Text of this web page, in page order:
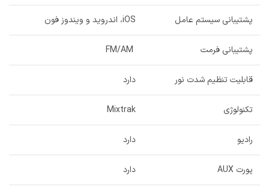
پشتیبانی سیستم عامل iOS، اندروید و ویندوز فون
پشتیبانی فرمت
قابلیت تنظیم شدت نور دارد
تکنولوژی Mixtrak
رادیو دارد
پورت AUX دارد